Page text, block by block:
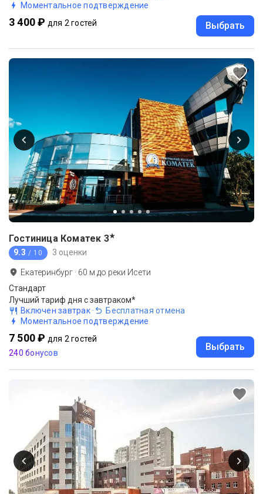
Моментальное подтверждение
3 400 ₽ для 2 гостей Выбрать
Гостиница Коматек 3★
9.3 / 10 3 оценки
Екатеринбург · 60 м до реки Исети
Стандарт
Лучший тариф дня с завтраком*
Включен завтрак·
Бесплатная отмена
Моментальное подтверждение
7 500 ₽ для 2 гостей
240 бонусов
Выбрать